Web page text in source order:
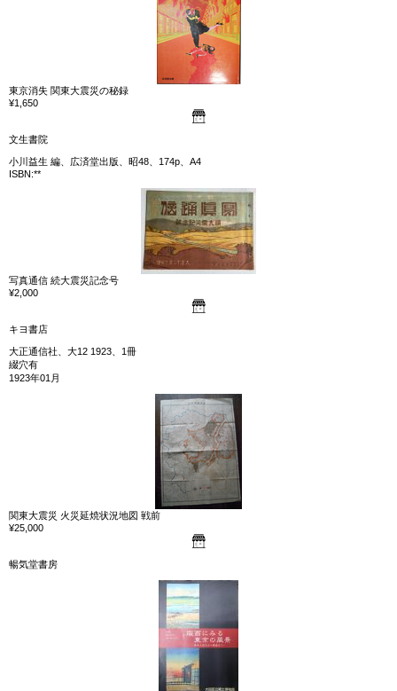
東京消失 関東大震災の秘録
¥1,650
文生書院
小川益生 編、広済堂出版、昭48、174p、A4
ISBN:**
写真通信 続大震災記念号
¥2,000
キヨ書店
大正通信社、大12 1923、1冊
綴穴有
1923年01月
関東大震災 火災延焼状況地図 戦前
¥25,000
暢気堂書房